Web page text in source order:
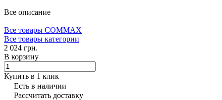
Все описание
Все товары COMMAX
Все товары категории
2 024 грн.
В корзину
Купить в 1 клик
Есть в наличии
Рассчитать доставку